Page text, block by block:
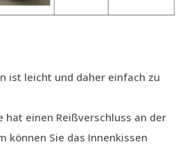
ist leicht und daher einfach zu
hat einen Reißverschluss an der
können Sie das Innenkissen